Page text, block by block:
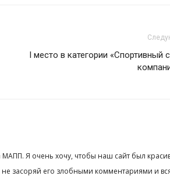
I место в категории «Спортивный
МАПП. Я очень хочу, чтобы наш сайт был
не засоряй его злобными комментариями и